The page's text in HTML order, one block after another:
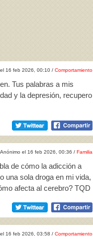
16 feb 2026, 00:10 / Comportamiento
Tus palabras a mis
y la depresión, recupero
Anónimo el 16 feb 2026, 00:36 / Familia
de cómo la adicción a
una sola droga en mi vida,
afecta al cerebro? TQD
16 feb 2026, 03:58 / Comportamiento